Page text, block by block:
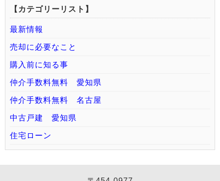
【カテゴリーリスト】
最新情報
売却に必要なこと
購入前に知る事
仲介手数料無料 愛知県
仲介手数料無料 名古屋
中古戸建 愛知県
住宅ローン